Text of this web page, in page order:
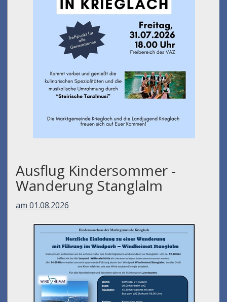
Ausflug Kindersommer -
Wanderung Stanglalm
am 01.08.2026